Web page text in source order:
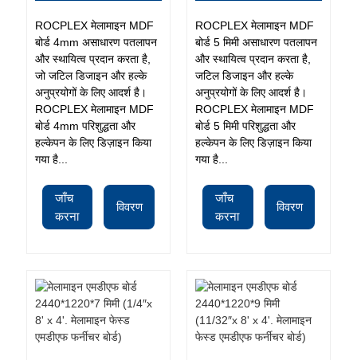
ROCPLEX मेलामाइन MDF
बोर्ड 4mm असाधारण पतलापन
और स्थायित्व प्रदान करता है,
जो जटिल डिजाइन और हल्के
अनुप्रयोगों के लिए आदर्श है।
ROCPLEX मेलामाइन MDF
बोर्ड 4mm परिशुद्धता और
हल्केपन के लिए डिज़ाइन किया
गया है...
जाँच
करना
विवरण
ROCPLEX मेलामाइन MDF
बोर्ड 5 मिमी असाधारण पतलापन
और स्थायित्व प्रदान करता है,
जटिल डिजाइन और हल्के
अनुप्रयोगों के लिए आदर्श है।
ROCPLEX मेलामाइन MDF
बोर्ड 5 मिमी परिशुद्धता और
हल्केपन के लिए डिज़ाइन किया
गया है...
जाँच
करना
विवरण